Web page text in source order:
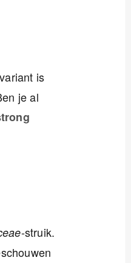
is
je al
-struik.